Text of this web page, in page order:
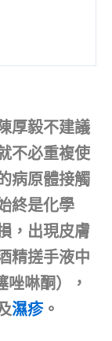
厚毅不建議
不必重複使
病原體接觸
終是化學
，出現皮膚
精搓手液中
啉酮），
濕疹。